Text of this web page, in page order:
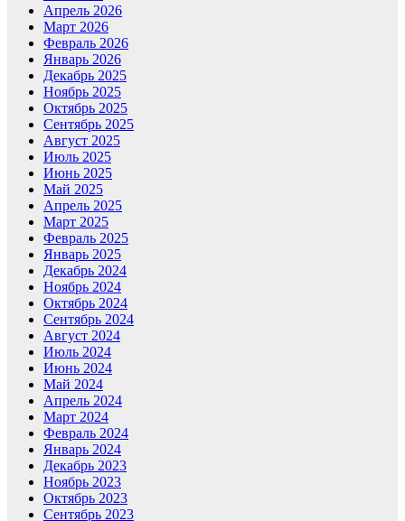
Апрель 2026
Март 2026
Февраль 2026
Январь 2026
Декабрь 2025
Ноябрь 2025
Октябрь 2025
Сентябрь 2025
Август 2025
Июль 2025
Июнь 2025
Май 2025
Апрель 2025
Март 2025
Февраль 2025
Январь 2025
Декабрь 2024
Ноябрь 2024
Октябрь 2024
Сентябрь 2024
Август 2024
Июль 2024
Июнь 2024
Май 2024
Апрель 2024
Март 2024
Февраль 2024
Январь 2024
Декабрь 2023
Ноябрь 2023
Октябрь 2023
Сентябрь 2023